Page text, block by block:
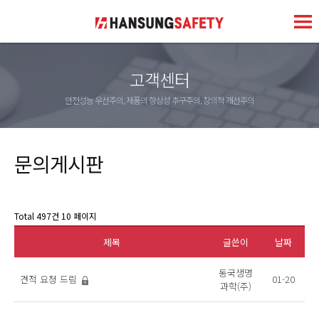
고객센터
안전성능 우선주의, 제품의 항상성 추구주의, 창의적 개선주의
문의게시판
Total 497건 10 페이지
제목 글쓴이 날짜
견적 요청 드림
동국생명
과학(주)
01-20